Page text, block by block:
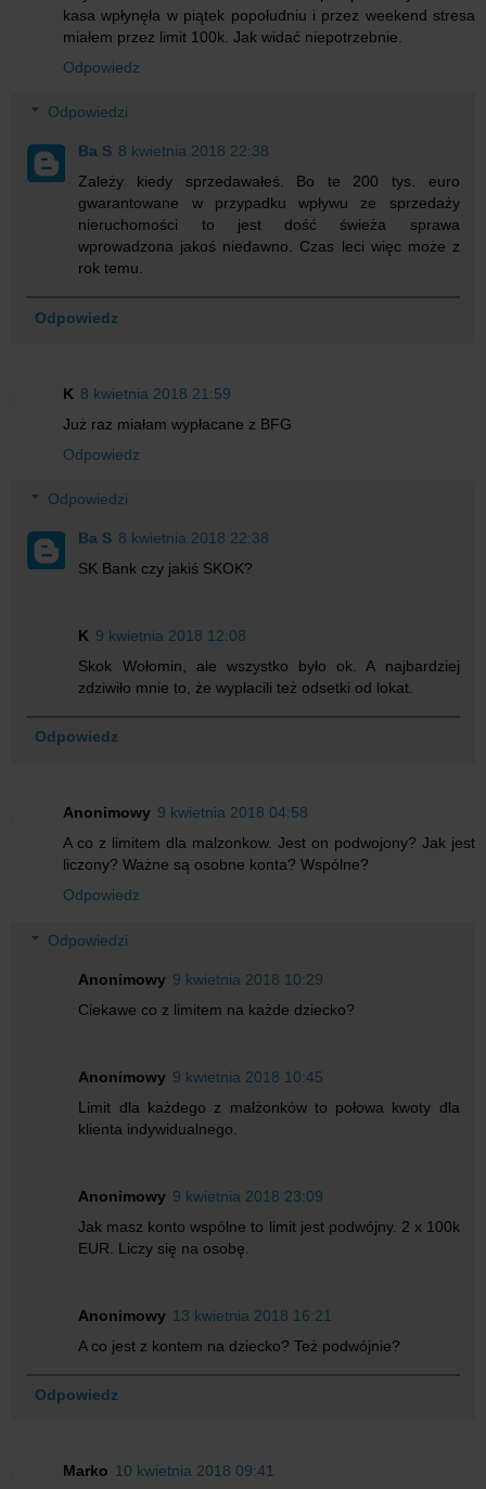
kasa wpłynęła w piątek popołudniu i przez weekend stresa
miałem przez limit 100k. Jak widać niepotrzebnie.
Odpowiedz
Odpowiedzi
Ba S 8 kwietnia 2018 22:38
Zależy kiedy sprzedawałeś. Bo te 200 tys. euro
gwarantowane w przypadku wpływu ze sprzedaży
nieruchomości to jest dość świeża sprawa
wprowadzona jakoś niedawno. Czas leci więc może z
rok temu.
Odpowiedz
K 8 kwietnia 2018 21:59
Już raz miałam wypłacane z BFG
Odpowiedz
Odpowiedzi
Ba S 8 kwietnia 2018 22:38
SK Bank czy jakiś SKOK?
K 9 kwietnia 2018 12:08
Skok Wołomin, ale wszystko było ok. A najbardziej
zdziwiło mnie to, że wypłacili też odsetki od lokat.
Odpowiedz
Anonimowy 9 kwietnia 2018 04:58
A co z limitem dla malzonkow. Jest on podwojony? Jak jest
liczony? Ważne są osobne konta? Wspólne?
Odpowiedz
Odpowiedzi
Anonimowy 9 kwietnia 2018 10:29
Ciekawe co z limitem na każde dziecko?
Anonimowy 9 kwietnia 2018 10:45
Limit dla każdego z małżonków to połowa kwoty dla
klienta indywidualnego.
Anonimowy 9 kwietnia 2018 23:09
Jak masz konto wspólne to limit jest podwójny. 2 x 100k
EUR. Liczy się na osobę.
Anonimowy 13 kwietnia 2018 16:21
A co jest z kontem na dziecko? Też podwójnie?
Odpowiedz
Marko 10 kwietnia 2018 09:41